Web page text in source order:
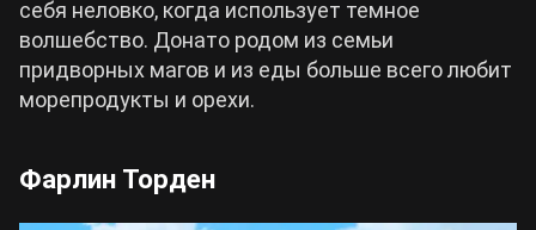
себя неловко, когда использует темное
волшебство. Донато родом из семьи
придворных магов и из еды больше всего любит
морепродукты и орехи.
Фарлин Торден